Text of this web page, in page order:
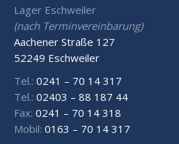
Lager Eschweiler
(nach Terminvereinbarung)
Aachener Straße 127
52249 Eschweiler
Tel.: 0241 – 70 14 317
Tel.: 02403 – 88 187 44
Fax: 0241 – 70 14 318
Mobil: 0163 – 70 14 317